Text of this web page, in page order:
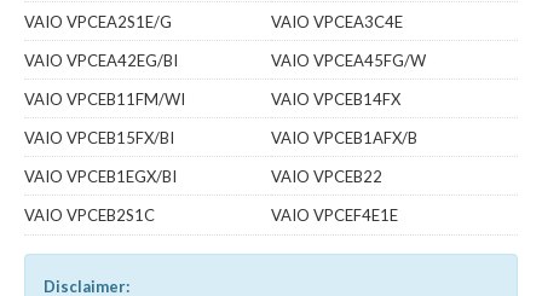
VAIO VPCEA2S1E/G
VAIO VPCEA3C4E
VAIO VPCEA42EG/BI
VAIO VPCEA45FG/W
VAIO VPCEB11FM/WI
VAIO VPCEB14FX
VAIO VPCEB15FX/BI
VAIO VPCEB1AFX/B
VAIO VPCEB1EGX/BI
VAIO VPCEB22
VAIO VPCEB2S1C
VAIO VPCEF4E1E
Disclaimer: